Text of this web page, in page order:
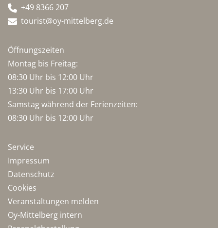
+49 8366 207
tourist@oy-mittelberg.de
Öffnungszeiten
Montag bis Freitag:
08:30 Uhr bis 12:00 Uhr
13:30 Uhr bis 17:00 Uhr
Samstag während der Ferienzeiten:
08:30 Uhr bis 12:00 Uhr
Service
Impressum
Datenschutz
Cookies
Veranstaltungen melden
Oy-Mittelberg intern